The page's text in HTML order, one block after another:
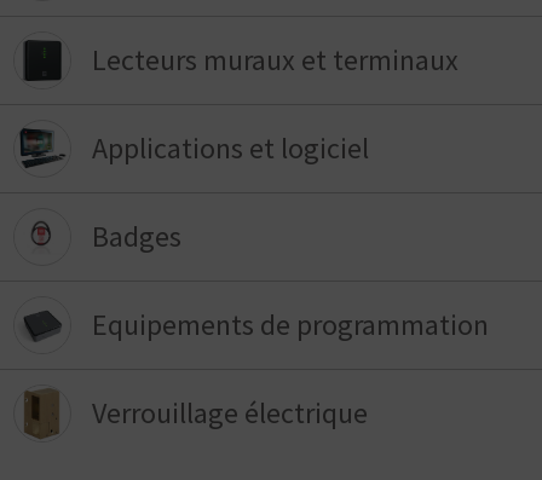
Lecteurs muraux et terminaux
Applications et logiciel
Badges
Equipements de programmation
Verrouillage électrique